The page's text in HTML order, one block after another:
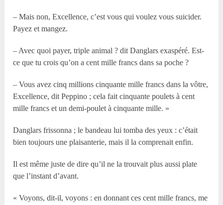
– Mais non, Excellence, c’est vous qui voulez vous suicider.
Payez et mangez.
– Avec quoi payer, triple animal ? dit Danglars exaspéré. Est-
ce que tu crois qu’on a cent mille francs dans sa poche ?
– Vous avez cinq millions cinquante mille francs dans la vôtre,
Excellence, dit Peppino ; cela fait cinquante poulets à cent
mille francs et un demi-poulet à cinquante mille. »
Danglars frissonna ; le bandeau lui tomba des yeux : c’était
bien toujours une plaisanterie, mais il la comprenait enfin.
Il est même juste de dire qu’il ne la trouvait plus aussi plate
que l’instant d’avant.
« Voyons, dit-il, voyons : en donnant ces cent mille francs, me